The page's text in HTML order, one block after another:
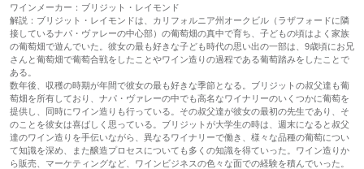
ワインメーカー：ブリジット・レイモンド
解説：ブリジット・レイモンドは、カリフォルニア州オークビル（ラザフォードに隣
接しているナパ・ヴァレーの中心部）の葡萄畑の真中で育ち、子どもの頃はよく家族
の葡萄畑で遊んでいた。彼女の最も好きな子ども時代の思い出の一部は、9歳頃にお兄
さんと葡萄畑で葡萄合戦をしたことやワイン造りの過程である葡萄踏みをしたことで
ある。
数年後、収穫の時期が年間で彼女の最も好きな季節となる。ブリジットの叔父達も葡
萄畑を所有しており、ナパ・ヴァレーの中でも高名なワイナリーのいくつかに葡萄を
提供し、同時にワイン造りも行っている。その叔父達が彼女の最初の先生であり、そ
のことを彼女は喜ばしく思っている。ブリジットが大学生の時は、週末になると叔父
達のワイン造りを手伝いながら、異なるワイナリーで働き、様々な品種の葡萄につい
て知識を深め、また醸造プロセスについても多くの知識を得ていった。ワイン造りか
ら販売、マーケティングなど、ワインビジネスの色々な面での経験を積んでいった。